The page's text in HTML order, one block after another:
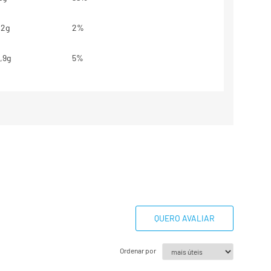
2%
5%
QUERO AVALIAR
Ordenar por